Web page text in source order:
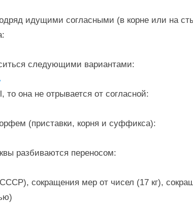
идущими согласными (в корне или на
следующими вариантами:
она не отрывается от согласной:
(приставки, корня и суффикса):
разбиваются переносом:
сокращения мер от чисел (17 кг),